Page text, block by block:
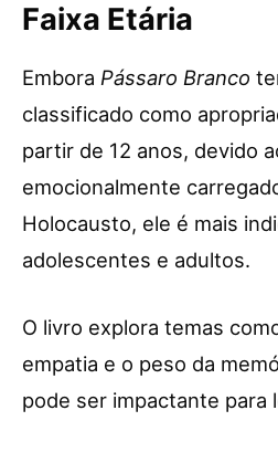
Faixa Etária
Embora Pássaro Branco
classificado como
partir de 12 anos, devido
emocionalmente
Holocausto, ele é mais
adolescentes e adultos.
O livro explora temas
empatia e o peso da
pode ser impactante para